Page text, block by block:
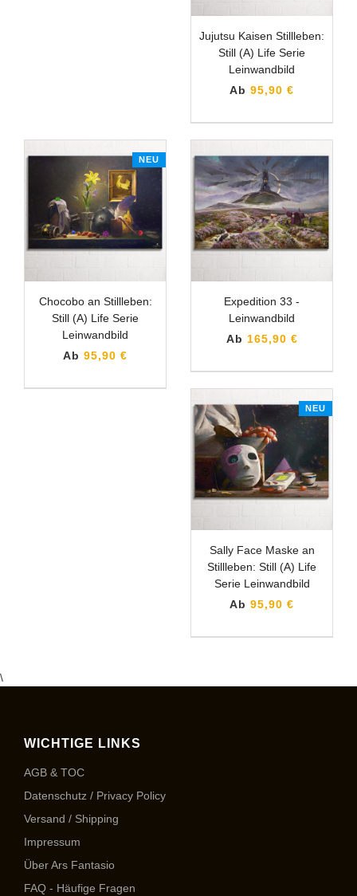
Jujutsu Kaisen Stillleben:
Still (A) Life Serie
Leinwandbild
Ab 95,90 €
NEU
Chocobo an Stillleben:
Still (A) Life Serie
Leinwandbild
Ab 95,90 €
Expedition 33 -
Leinwandbild
Ab 165,90 €
NEU
Sally Face Maske an
Stillleben: Still (A) Life
Serie Leinwandbild
Ab 95,90 €
\
WICHTIGE LINKS
AGB & TOC
Datenschutz / Privacy Policy
Versand / Shipping
Impressum
Über Ars Fantasio
FAQ - Häufige Fragen